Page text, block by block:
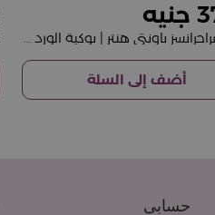
نويت فراجرانسز باونتي هنتر | بوكية الورد الأبيض
أضف إلى السلة
حسابى